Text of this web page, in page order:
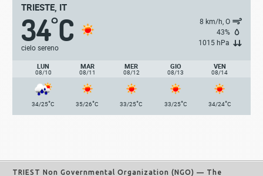
TRIESTE, IT
34°C
cielo sereno
8 km/h, O
43%
1015 hPa
LUN
08/10
MAR
08/11
MER
08/12
GIO
08/13
VEN
08/14
34/25°C 35/26°C 33/25°C 33/25°C 34/24°C
TRIEST Non Governmental Organization (NGO) — The